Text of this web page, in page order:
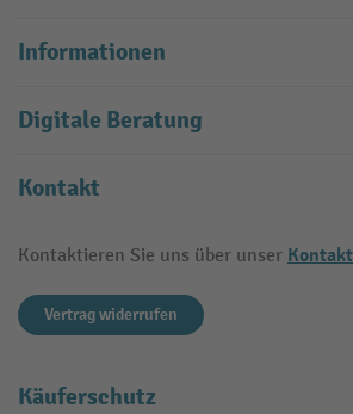
Informationen
Digitale Beratung
Kontakt
Kontaktieren Sie uns über unser
Vertrag widerrufen
Käuferschutz